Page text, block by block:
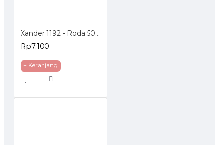
Xander 1192 - Roda 50mm Hidup Rem - Poliurethane - 2 inch
Rp7.100
+ Keranjang